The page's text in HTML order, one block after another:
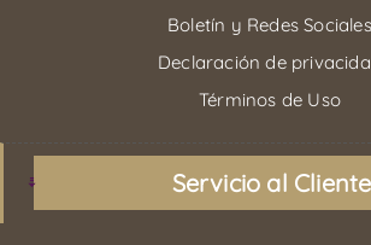
Boletín y Redes Sociales
Declaración de
Términos de Uso
Servicio al Cliente